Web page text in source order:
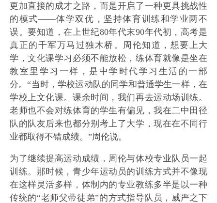
更加直接的成才之路，而是开启了一种更具挑战性
的模式——体学双优，坚持体育训练和学业两不
误。要知道，在上世纪80年代末90年代初，高考是
真正的千军万马过独木桥。周伦知道，想要上大
学，文化课学习必须不能放松，练体育就像是坐在
教室里学习一样，是中学时代学习生活的一部
分。“当时，学校运动队的同学和普通学生一样，在
学校上文化课。课余时间，我们再去运动场训练。
老师也不会对练体育的学生有偏见，我在二中田径
队的队友后来也都分别考上了大学，现在在不同行
业都取得不错成绩。”周伦说。
为了继续提高运动成绩，周伦与体校专业队员一起
训练。那时候，青少年运动员的训练方式并不像现
在这样灵活多样，体制内的专业教练多半是以一种
传统的“老师父带徒弟”的方式指导队员，威严之下